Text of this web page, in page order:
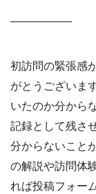
—————–
初訪問の緊張感
がとうございま
いたのか分から
記録として残さ
分からないこと
の解説や訪問体
れば投稿フォー